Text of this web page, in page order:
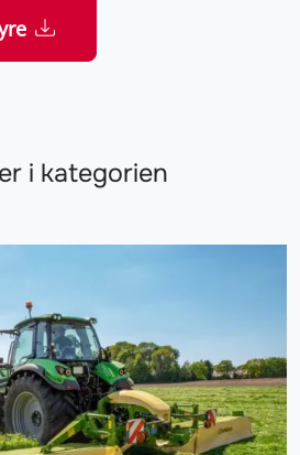
i kategorien